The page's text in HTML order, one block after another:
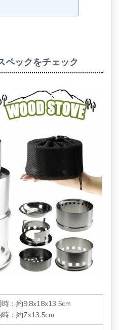
ペックをチェック
時：約9.8x18x13.5cm
時：約7×13.5cm